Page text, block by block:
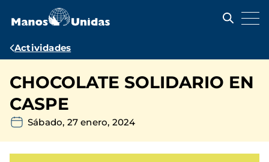
contenido
Ruta
navegación
Actividades
CHOCOLATE SOLIDARIO EN
CASPE
Sábado, 27 enero, 2024